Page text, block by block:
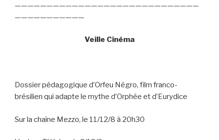
—————————————————————————————
———————————
Veille Cinéma
Dossier pédagogique d’Orfeu Négro, film franco-
brésilien qui adapte le mythe d’Orphée et d’Eurydice
Sur la chaîne Mezzo, le 11/12/8 à 20h30